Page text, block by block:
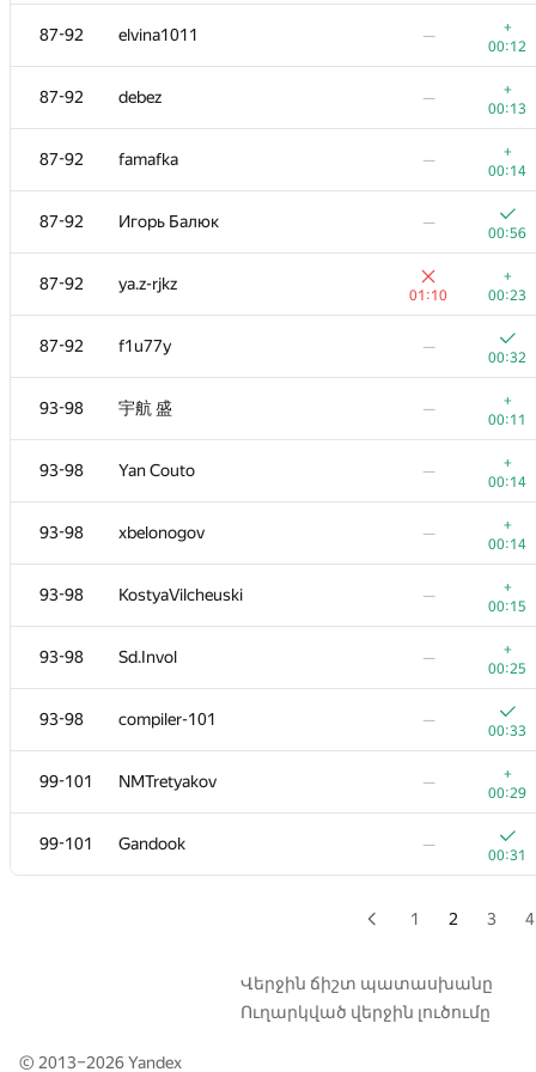
87-92 elvina1011 —
+
00:12
87-92 debez —
+
00:13
87-92 famafka —
+
00:14
87-92 Игорь Балюк —
00:56
87-92 ya.z-rjkz
01:10
+
00:23
87-92 f1u77y —
00:32
93-98 宇航 盛 —
+
00:11
93-98 Yan Couto —
+
00:14
93-98 xbelonogov —
+
00:14
93-98 KostyaVilcheuski —
+
00:15
93-98 Sd.Invol —
+
00:25
93-98 compiler-101 —
00:33
99-101 NMTretyakov —
+
00:29
99-101 Gandook —
00:31
68-70 Даруш Пискевич
00:29
71 fcieagle93
00:31
72-73 petruchcho
00:42
72-73 Jatin Yadav
00:31
74-75 donkhokho —
00:22
74-75 kogyblack
00:50
76 egor.lifar
00:13
77-84 Nicholas Jimsheleishvili
00:20
77-84 HellKitsune
00:12
77-84 hiasat
00:42
77-84 LHiC
00:14
77-84 qwerty787788
00:14
77-84 timfame
00:37
77-84 leaomatheus
00:22
—
1 2 3 4
Վերջին ճիշտ պատասխանը
Ուղարկված վերջին լուծումը
© 2013–2026Yandex